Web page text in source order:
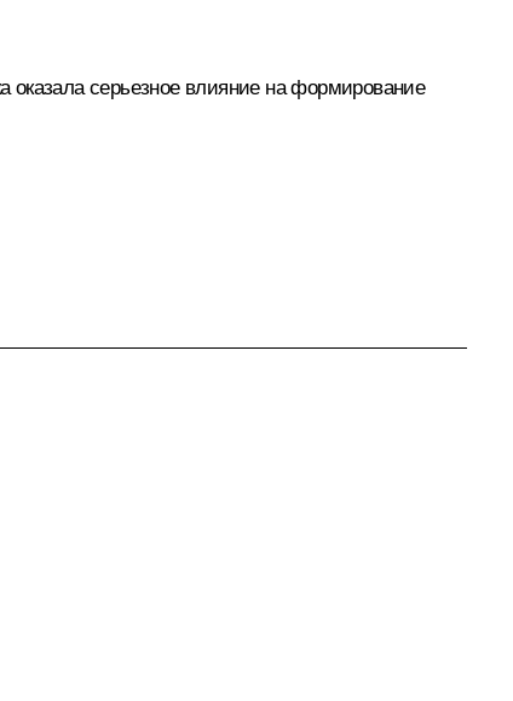
оказала серьезное влияние на формирование